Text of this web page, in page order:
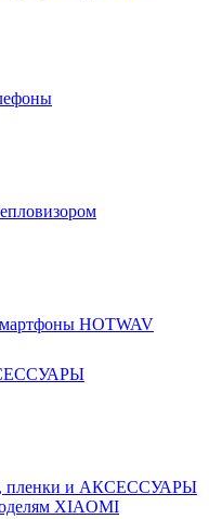
HOTWAV
пленки и АКСЕССУАРЫ
XIAOMI